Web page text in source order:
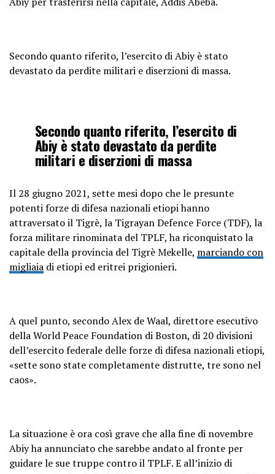
Secondo quanto riferito, l’esercito di Abiy è stato
devastato da perdite militari e diserzioni di massa.
Secondo quanto riferito, l’esercito di
Abiy è stato devastato da perdite
militari e diserzioni di massa
Il 28 giugno 2021, sette mesi dopo che le presunte
potenti forze di difesa nazionali etiopi hanno
attraversato il Tigrè, la Tigrayan Defence Force (TDF), la
forza militare rinominata del TPLF, ha riconquistato la
capitale della provincia del Tigrè Mekelle, marciando con
migliaia di etiopi ed eritrei prigionieri.
A quel punto, secondo Alex de Waal, direttore esecutivo
della World Peace Foundation di Boston, di 20 divisioni
dell’esercito federale delle forze di difesa nazionali etiopi,
«sette sono state completamente distrutte, tre sono nel
caos».
La situazione è ora così grave che alla fine di novembre
Abiy ha annunciato che sarebbe andato al fronte per
guidare le sue truppe contro il TPLF. E all’inizio di